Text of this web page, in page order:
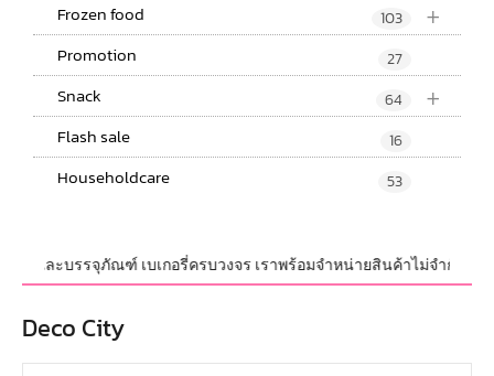
+
Frozen food 103
Promotion 27
+
Snack 64
Flash sale 16
Householdcare 53
และบรรจุภัณฑ์ เบเกอรี่ครบวงจร เราพร้อมจำหน่ายสินค้าไม่จำกัดจำ
Deco City